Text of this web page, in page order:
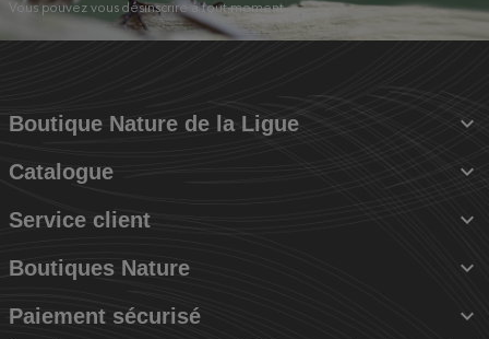
Vous pouvez vous désinscrire à tout moment.
Boutique Nature de la Ligue 
Catalogue 
Service client 
Boutiques Nature 
Paiement sécurisé 